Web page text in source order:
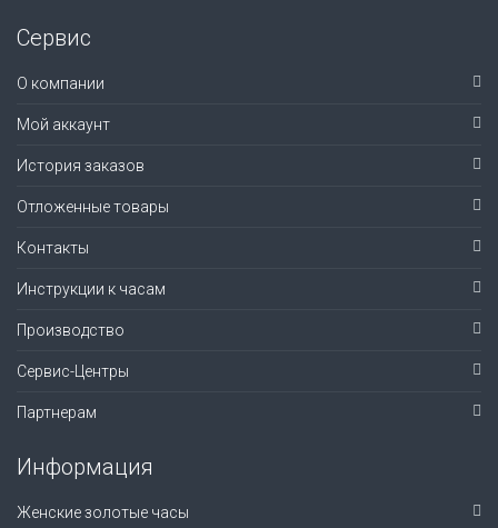
Сервис
О компании
Мой аккаунт
История заказов
Отложенные товары
Контакты
Инструкции к часам
Производство
Сервис-Центры
Партнерам
Информация
Женские золотые часы